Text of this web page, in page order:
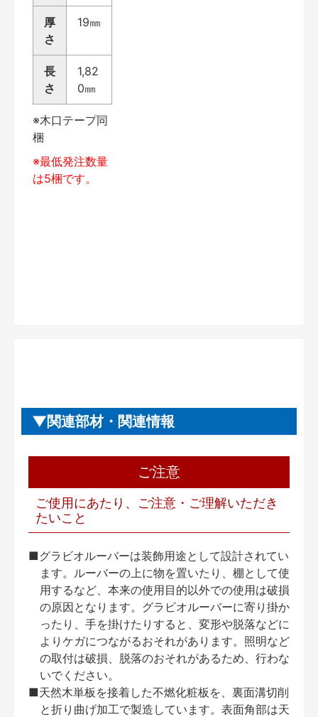
厚
さ
19㎜
長
さ
1,82
0㎜
※木口テープ同
梱
※最低発注数量
は5梱です。
関連部材・関連情報
ご注意
ご使用にあたり、ご注意・ご理解いただき
たいこと
■グラビオルーバーは装飾用途として設計されてい
ます。ルーバーの上に物を置いたり、棚として使
用するなど、本来の使用目的以外での使用は破損
の原因となります。グラビオルーバーに寄り掛か
ったり、手を掛けたりすると、変形や脱落などに
よりケガにつながるおそれがあります。照明など
の取付は破損、脱落のおそれがあるため、行わな
いでください。
■天然木単板を接着した不燃化粧板を、裏面溝切削
と折り曲げ加工で製造しています。表面角部は天